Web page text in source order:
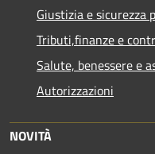
Giustizia e sicurezza
Tributi,finanze e
Salute, benessere e
Autorizzazioni
NOVITÀ